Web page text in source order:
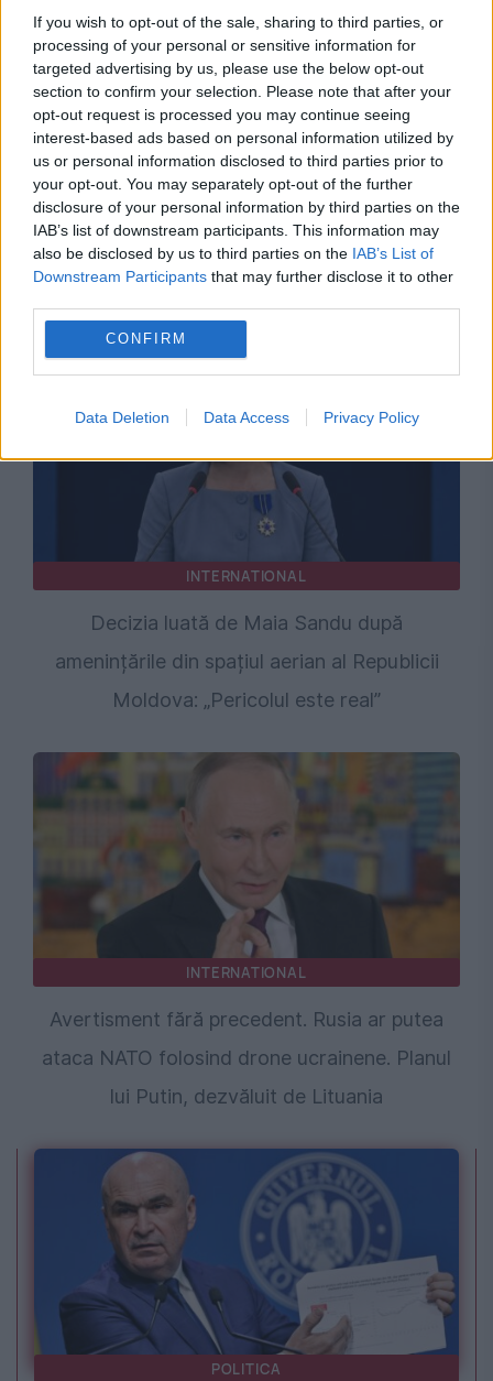
If you wish to opt-out of the sale, sharing to third parties, or
processing of your personal or sensitive information for
targeted advertising by us, please use the below opt-out
section to confirm your selection. Please note that after your
opt-out request is processed you may continue seeing
interest-based ads based on personal information utilized by
us or personal information disclosed to third parties prior to
your opt-out. You may separately opt-out of the further
disclosure of your personal information by third parties on the
IAB’s list of downstream participants. This information may
also be disclosed by us to third parties on the IAB’s List of
Downstream Participants that may further disclose it to other
CONFIRM
Data Deletion Data Access Privacy Policy
Recomandările noastre
INTERNATIONAL
Decizia luată de Maia Sandu după
amenințările din spațiul aerian al Republicii
Moldova: „Pericolul este real”
INTERNATIONAL
Avertisment fără precedent. Rusia ar putea
ataca NATO folosind drone ucrainene. Planul
lui Putin, dezvăluit de Lituania
POLITICA